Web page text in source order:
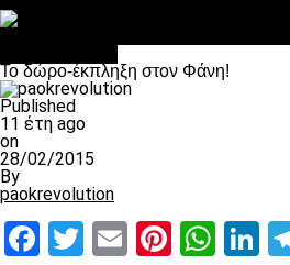
To δώρο-έκπληξη στον Φάνη!
Published
11 έτη ago
on
28/02/2015
By
paokrevolution
Facebook
Twitter
Email